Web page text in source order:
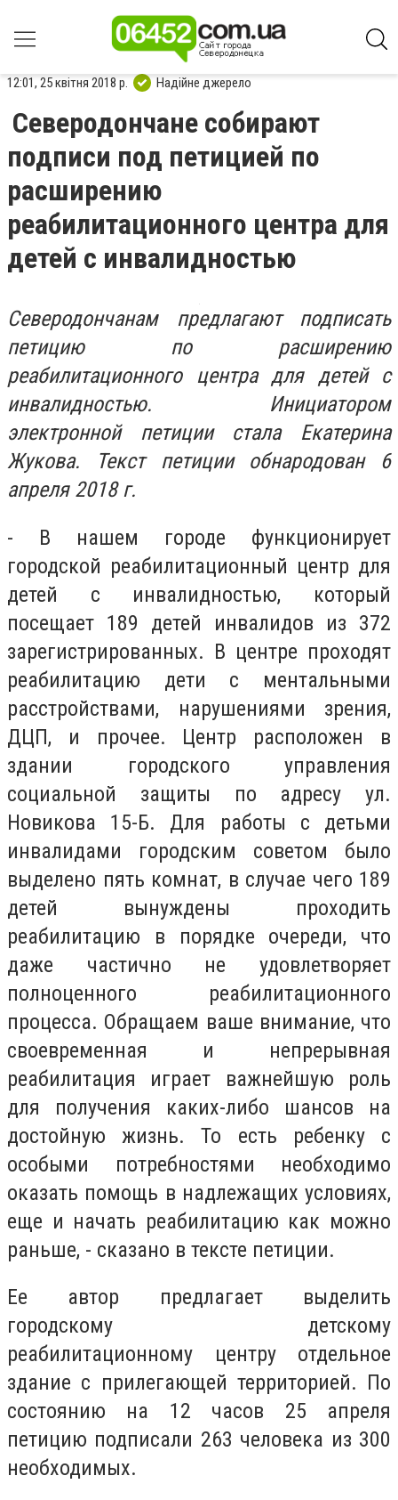
12:01, 25 квітня 2018 р. Надійне джерело
Северодончане собирают
подписи под петицией по
расширению
реабилитационного центра для
детей с инвалидностью
Северодончанам предлагают подписать
петицию по расширению
реабилитационного центра для детей с
инвалидностью. Инициатором
электронной петиции стала Екатерина
Жукова. Текст петиции обнародован 6
апреля 2018 г.
- В нашем городе функционирует
городской реабилитационный центр для
детей с инвалидностью, который
посещает 189 детей инвалидов из 372
зарегистрированных. В центре проходят
реабилитацию дети с ментальными
расстройствами, нарушениями зрения,
ДЦП, и прочее. Центр расположен в
здании городского управления
социальной защиты по адресу ул.
Новикова 15-Б. Для работы с детьми
инвалидами городским советом было
выделено пять комнат, в случае чего 189
детей вынуждены проходить
реабилитацию в порядке очереди, что
даже частично не удовлетворяет
полноценного реабилитационного
процесса. Обращаем ваше внимание, что
своевременная и непрерывная
реабилитация играет важнейшую роль
для получения каких-либо шансов на
достойную жизнь. То есть ребенку с
особыми потребностями необходимо
оказать помощь в надлежащих условиях,
еще и начать реабилитацию как можно
раньше, - сказано в тексте петиции.
Ее автор предлагает выделить
городскому детскому
реабилитационному центру отдельное
здание с прилегающей территорией. По
состоянию на 12 часов 25 апреля
петицию подписали 263 человека из 300
необходимых.